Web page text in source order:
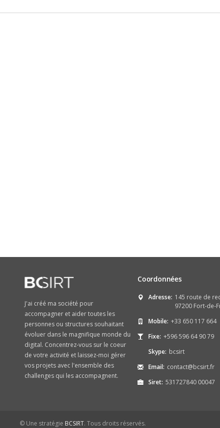
J'ai créé ma société pour
accompagner et aider toutes les
personnes ou structures souhaitant
évoluer dans le magnifique monde du
digital. Concentrez-vous sur le coeur
de votre activité et laissez-moi gérer
vos projets avec l'ensemble des
challenges qui les accompagnent.
Coordonnées
Adresse: 145 route de
97200 Fort-de-
Mobile: +33 650 117 664
Fixe: +596 596 64 90 79
Skype: bcsirt
Email: contact@bcsirt.fr
Siret: 531727840 00047
© Une stratégie BCSIRT. Tous droits réservés.